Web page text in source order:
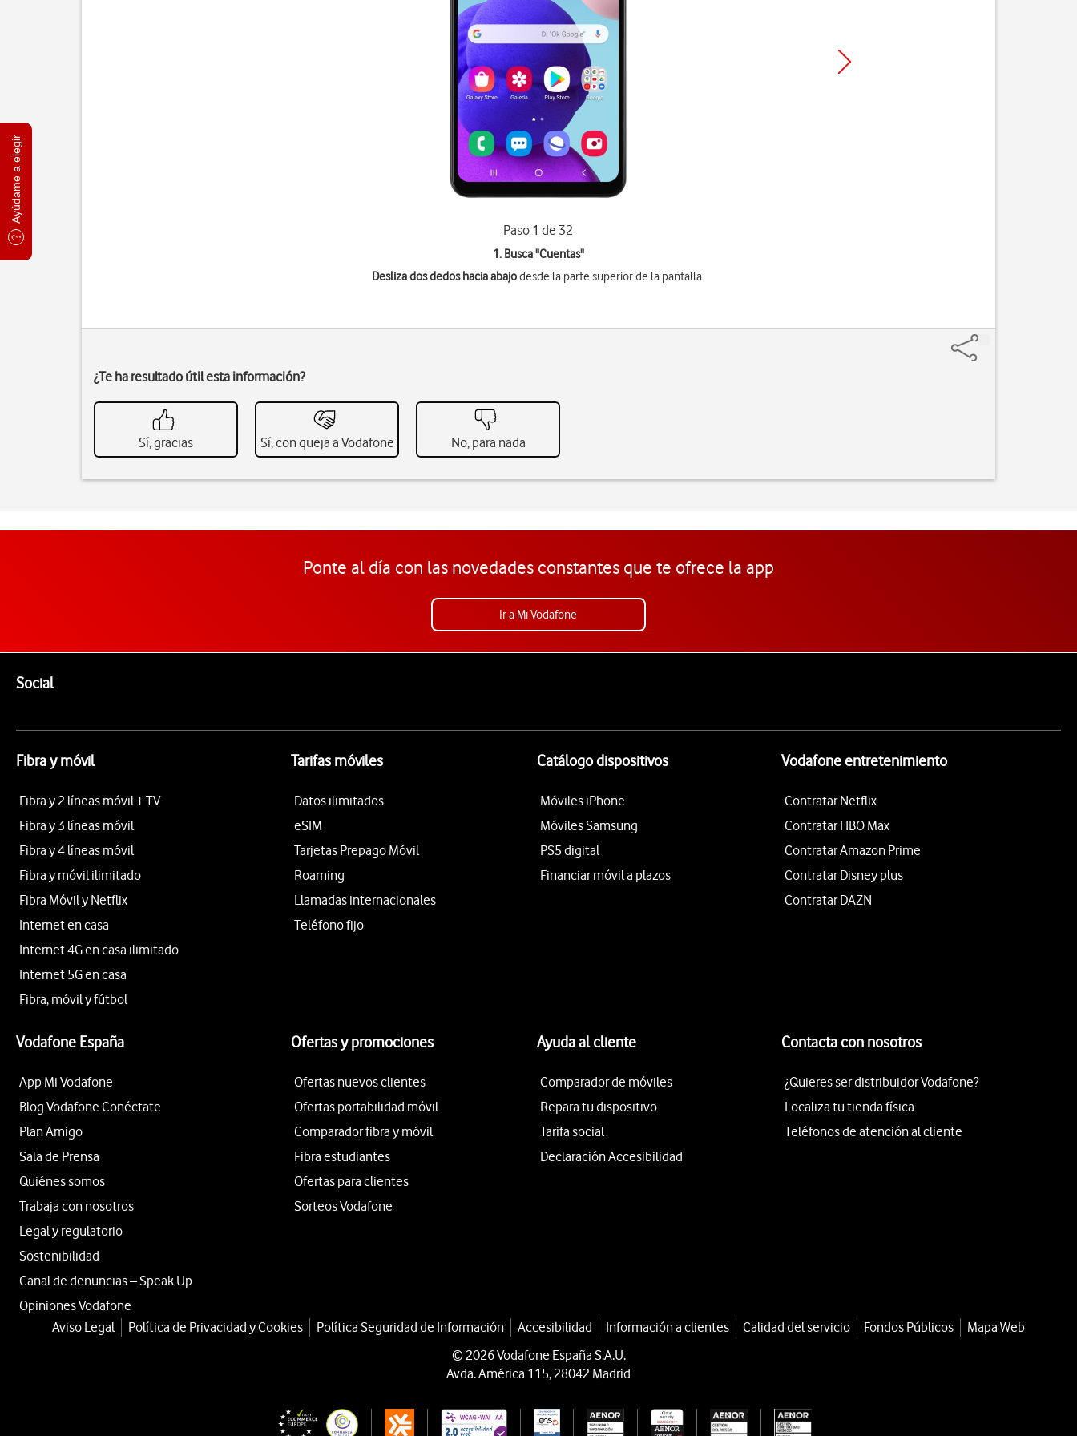
Ayúdame a elegir
Paso 1 de 32
1. Busca "Cuentas"
Desliza dos dedos hacia abajodesde la parte superior de la pantalla.
¿Te ha resultado útil esta información?
Sí, gracias Sí, con queja a Vodafone No, para nada
Ponte al día con las novedades constantes que te ofrece la app
Ir a Mi Vodafone
SocialEnlaces a las redes sociales de Vodafone
Fibra y móvil
Fibra y 2 líneas móvil + TV
Fibra y 3 líneas móvil
Fibra y 4 líneas móvil
Fibra y móvil ilimitado
Fibra Móvil y Netflix
Internet en casa
Internet 4G en casa ilimitado
Internet 5G en casa
Fibra, móvil y fútbol
Tarifas móviles
Datos ilimitados
eSIM
Tarjetas Prepago Móvil
Roaming
Llamadas internacionales
Teléfono fijo
Catálogo dispositivos
Móviles iPhone
Móviles Samsung
PS5 digital
Financiar móvil a plazos
Vodafone entretenimiento
Contratar Netflix
Contratar HBO Max
Contratar Amazon Prime
Contratar Disney plus
Contratar DAZN
Vodafone España
App Mi Vodafone
Blog Vodafone Conéctate
Plan Amigo
Sala de Prensa
Quiénes somos
Trabaja con nosotros
Legal y regulatorio
Sostenibilidad
Canal de denuncias – Speak Up
Opiniones Vodafone
Ofertas y promociones
Ofertas nuevos clientes
Ofertas portabilidad móvil
Comparador fibra y móvil
Fibra estudiantes
Ofertas para clientes
Sorteos Vodafone
Ayuda al cliente
Comparador de móviles
Repara tu dispositivo
Tarifa social
Declaración Accesibilidad
Contacta con nosotros
¿Quieres ser distribuidor Vodafone?
Localiza tu tienda física
Teléfonos de atención al cliente
Aviso Legal Política de Privacidad y Cookies Política Seguridad de Información Accesibilidad Información a clientes Calidad del servicio Fondos Públicos
Mapa Web
© 2026 Vodafone España S.A.U.
Avda. América 115, 28042 Madrid